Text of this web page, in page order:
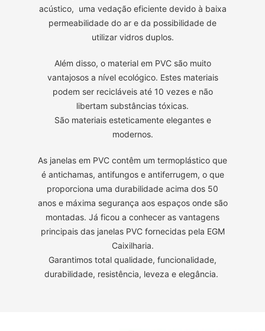
acústico, uma vedação eficiente devido à baixa
permeabilidade do ar e da possibilidade de
utilizar vidros duplos.
Além disso, o material em PVC são muito
vantajosos a nível ecológico. Estes materiais
podem ser recicláveis até 10 vezes e não
libertam substâncias tóxicas.
São materiais esteticamente elegantes e
modernos.
As janelas em PVC contêm um termoplástico que
é antichamas, antifungos e antiferrugem, o que
proporciona uma durabilidade acima dos 50
anos e máxima segurança aos espaços onde são
montadas. Já ficou a conhecer as vantagens
principais das janelas PVC fornecidas pela EGM
Caixilharia.
Garantimos total qualidade, funcionalidade,
durabilidade, resistência, leveza e elegância.